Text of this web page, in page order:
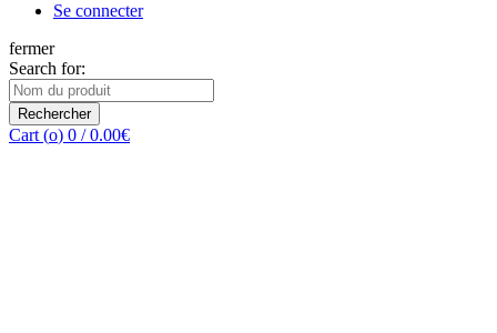
Se connecter
fermer
Search for:
Rechercher
Cart (o) 0 / 0.00€